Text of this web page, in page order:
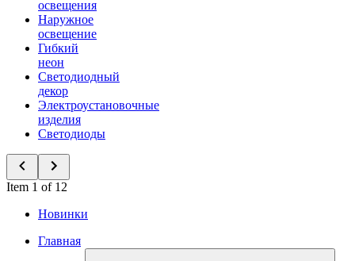
освещения
Наружное
освещение
Гибкий
неон
Светодиодный
декор
Электроустановочные
изделия
Светодиоды
Item 1 of 12
Новинки
Главная